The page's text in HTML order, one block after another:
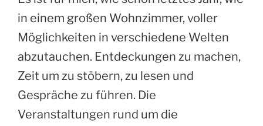
in einem großen Wohnzimmer, voller
Möglichkeiten in verschiedene Welten
abzutauchen. Entdeckungen zu machen,
Zeit um zu stöbern, zu lesen und
Gespräche zu führen. Die
Veranstaltungen rund um die